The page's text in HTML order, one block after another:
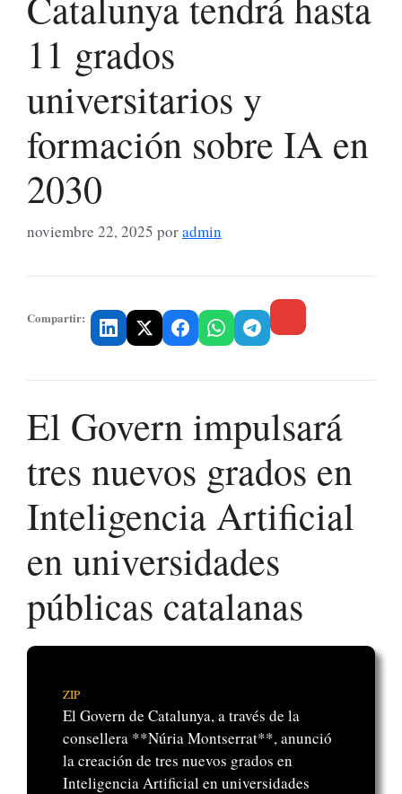
11 grados
universitarios y
formación sobre IA en
2030
noviembre 22, 2025 poradmin
Compartir:
El Govern impulsará
tres nuevos grados en
Inteligencia Artificial
en universidades
públicas catalanas
ZIP
El Govern de Catalunya, a través de la
consellera **Núria Montserrat**, anunció
la creación de tres nuevos grados en
Inteligencia Artificial en universidades